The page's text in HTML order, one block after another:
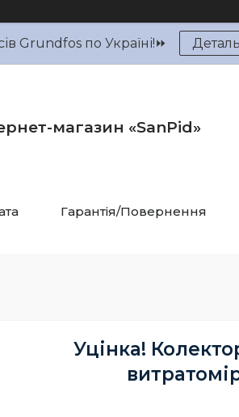
Grundfos по Україні!⏩
магазин «SanPid»
Гарантія/Повернення
Уцінка!